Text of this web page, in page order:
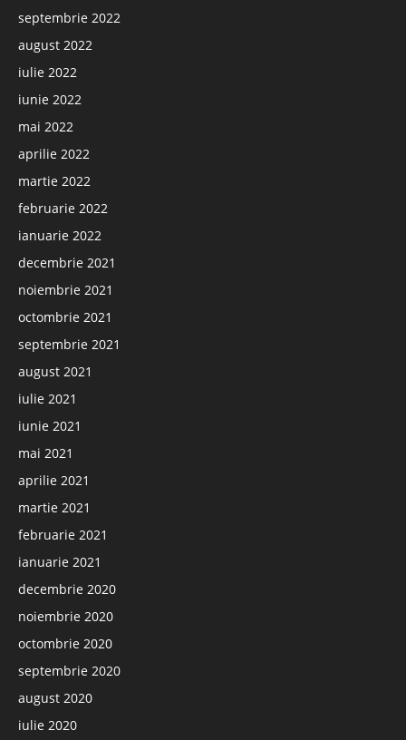
septembrie 2022
august 2022
iulie 2022
iunie 2022
mai 2022
aprilie 2022
martie 2022
februarie 2022
ianuarie 2022
decembrie 2021
noiembrie 2021
octombrie 2021
septembrie 2021
august 2021
iulie 2021
iunie 2021
mai 2021
aprilie 2021
martie 2021
februarie 2021
ianuarie 2021
decembrie 2020
noiembrie 2020
octombrie 2020
septembrie 2020
august 2020
iulie 2020